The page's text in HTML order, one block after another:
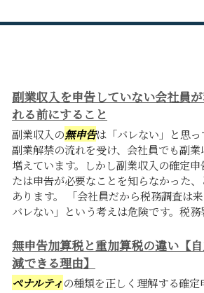
副業収入を申告していない会社員
れる前にすること
副業収入の無申告は「バレない」と思
副業解禁の流れを受け、会社員でも副
増えています。しかし副業収入の確定
たは申告が必要なことを知らなかった、
あります。 「会社員だから税務調査は
バレない」という考えは危険です。税
無申告加算税と重加算税の違い【
減できる理由】
ペナルティの種類を正しく理解する確定